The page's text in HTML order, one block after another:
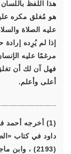
هذا اللفظ
هو مُغلق مكره
إذا لم يُرِده
مرغمًا عليه
فهل آن لك أن
أعلى وأعلم.
داود في كتاب
(2193) ،